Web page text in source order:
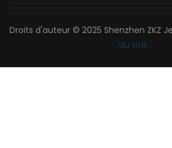
Droits d'auteur © 2025 Shenzhen ZKZ
du site